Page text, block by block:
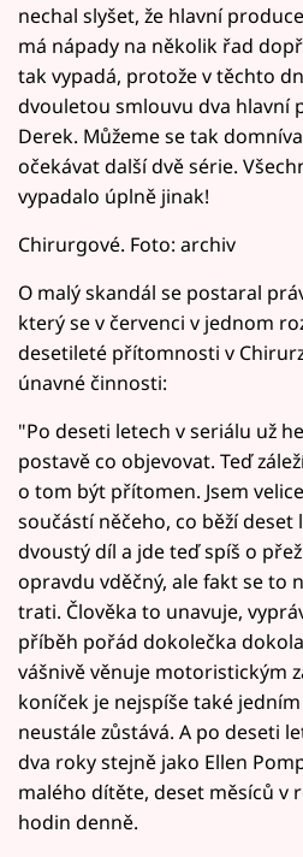
nechal slyšet, že hlavní
má nápady na několik řad
tak vypadá, protože v těchto
dvouletou smlouvu dva hlavní
Derek. Můžeme se tak
očekávat další dvě série.
vypadalo úplně jinak!
Chirurgové. Foto: archiv
O malý skandál se postaral
který se v červenci v jednom
desetileté přítomnosti v
únavné činnosti:
"Po deseti letech v seriálu už
postavě co objevovat. Teď
o tom být přítomen. Jsem
součástí něčeho, co běží deset
dvoustý díl a jde teď spíš o
opravdu vděčný, ale fakt se to
trati. Člověka to unavuje,
příběh pořád dokolečka
vášnivě věnuje motoristickým
koníček je nejspíše také
neustále zůstává. A po deseti
dva roky stejně jako Ellen
malého dítěte, deset měsíců v
hodin denně.